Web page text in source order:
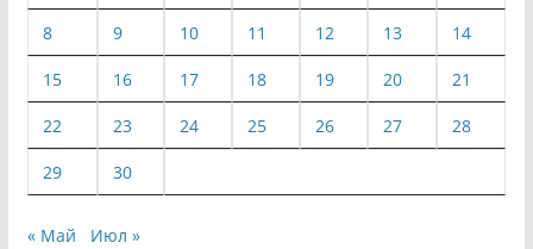
8 9 10 11 12 13 14
15 16 17 18 19 20 21
22 23 24 25 26 27 28
29 30
« Май Июл »